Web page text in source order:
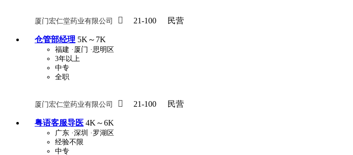
厦门宏仁堂药业有限公司  21-100
民营
仓管部经理 5K～7K
福建 ·厦门 ·思明区
3年以上
中专
全职
厦门宏仁堂药业有限公司  21-100
民营
粤语客服导医 4K～6K
广东 ·深圳 ·罗湖区
经验不限
中专